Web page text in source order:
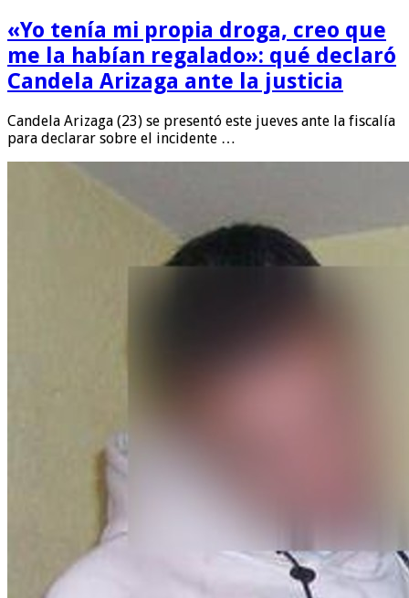
«Yo tenía mi propia droga, creo que
me la habían regalado»: qué declaró
Candela Arizaga ante la justicia
Candela Arizaga (23) se presentó este jueves ante la fiscalía
para declarar sobre el incidente …